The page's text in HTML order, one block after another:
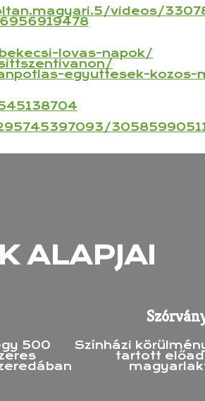
videos/
lovas-napok/
egyuttesek-kozos-
ALAPJAI
500 Színházi
tartott